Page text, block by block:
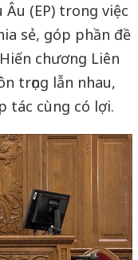
(EP) trong việc
sẻ, góp phần đề
chương Liên
trọng lẫn nhau,
tác cùng có lợi.